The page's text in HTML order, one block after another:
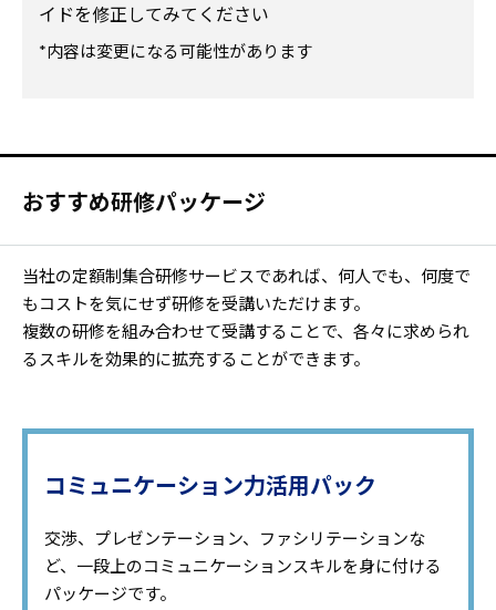
イドを修正してみてください
*内容は変更になる可能性があります
おすすめ研修パッケージ
当社の定額制集合研修サービスであれば、何人でも、何度で
もコストを気にせず研修を受講いただけます。
複数の研修を組み合わせて受講することで、各々に求められ
るスキルを効果的に拡充することができます。
コミュニケーション力活用パック
交渉、プレゼンテーション、ファシリテーションな
ど、一段上のコミュニケーションスキルを身に付ける
パッケージです。